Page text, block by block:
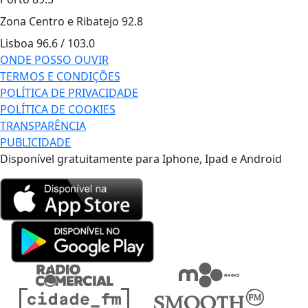
Zona Centro e Ribatejo 92.8
Lisboa 96.6 / 103.0
ONDE POSSO OUVIR
TERMOS E CONDIÇÕES
POLÍTICA DE PRIVACIDADE
POLÍTICA DE COOKIES
TRANSPARÊNCIA
PUBLICIDADE
Disponível gratuitamente para Iphone, Ipad e Android